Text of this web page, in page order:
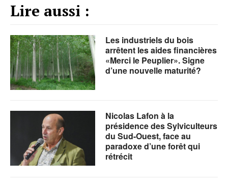
Lire aussi :
Les industriels du bois
arrêtent les aides financières
«Merci le Peuplier». Signe
d’une nouvelle maturité?
Nicolas Lafon à la
présidence des Sylviculteurs
du Sud-Ouest, face au
paradoxe d’une forêt qui
rétrécit